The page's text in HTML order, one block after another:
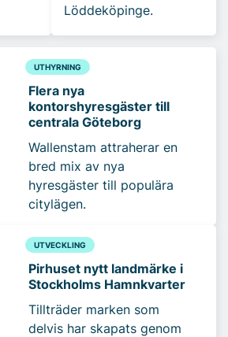
Löddeköpinge.
UTHYRNING
Flera nya
kontorshyresgäster till
centrala Göteborg
Wallenstam attraherar en
bred mix av nya
hyresgäster till populära
citylägen.
UTVECKLING
Pirhuset nytt landmärke i
Stockholms Hamnkvarter
Tillträder marken som
delvis har skapats genom